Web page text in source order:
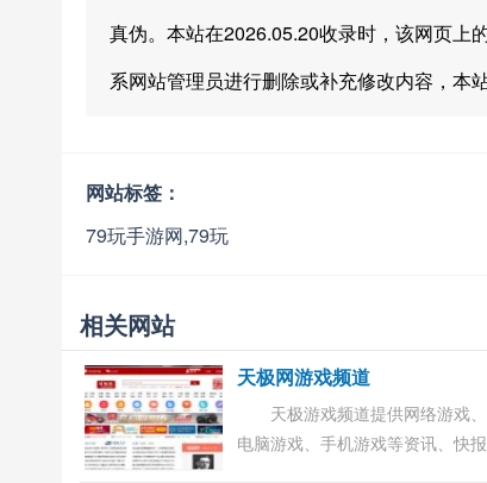
真伪。本站在2026.05.20收录时，该网页上
系网站管理员进行删除或补充修改内容，本
网站标签：
79玩手游网,79玩
相关网站
天极网游戏频道
天极游戏频道提供网络游戏、
电脑游戏、手机游戏等资讯、快